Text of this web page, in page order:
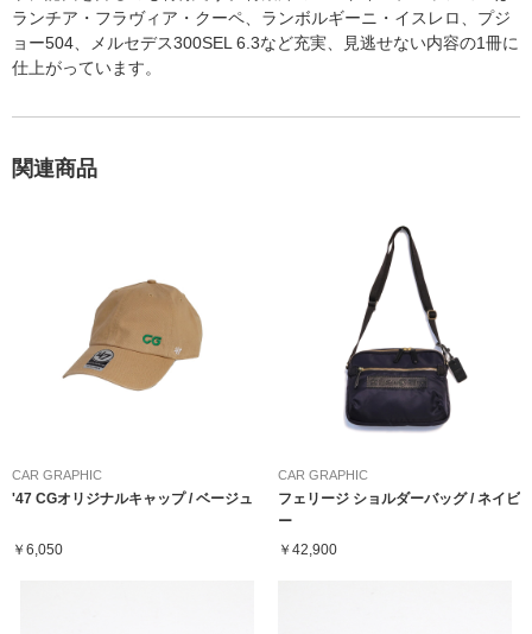
ランチア・フラヴィア・クーペ、ランボルギーニ・イスレロ、プジ
ョー504、メルセデス300SEL 6.3など充実、見逃せない内容の1冊に
仕上がっています。
関連商品
CAR GRAPHIC
'47 CGオリジナルキャップ / ベージュ
￥6,050
CAR GRAPHIC
フェリージ ショルダーバッグ / ネイビ
ー
￥42,900